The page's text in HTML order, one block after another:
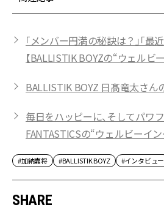
「メンバー円満の秘訣は？」「最
【BALLISTIK BOYZの“ウェルビ
BALLISTIK BOYZ 日髙竜太さん
毎日をハッピーに、そしてパワ
FANTASTICSの“ウェルビーイン
#加納嘉将 #BALLISTIK BOYZ #インタビュー
SHARE